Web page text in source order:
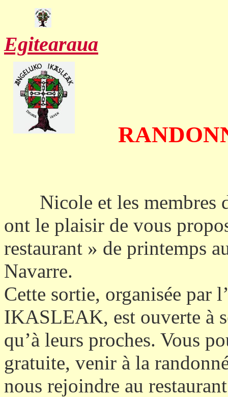
Egitearaua
Nicole et les membres
ont le plaisir de vous
restaurant » de printemps
Navarre.
Cette sortie, organisée par
IKASLEAK, est ouverte à
qu’à leurs proches. Vous
gratuite, venir à la
nous rejoindre au